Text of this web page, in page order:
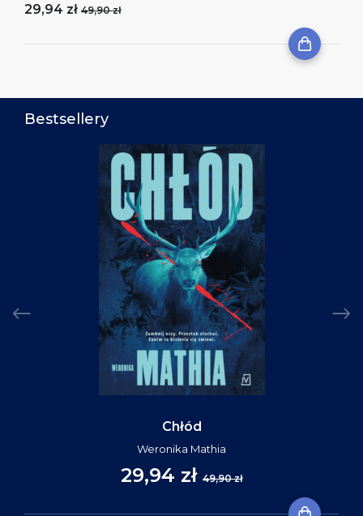
29,94 zł 49,90 zł
Bestsellery
Chłód
Weronika Mathia
29,94 zł 49,90 zł